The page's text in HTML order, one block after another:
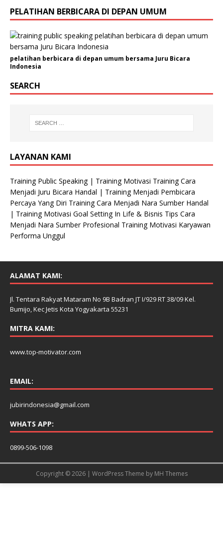
r
g
a
n
i
s
a
s
i
i
PELATIHAN BERBICARA DI DEPAN UMUM
pelatihan berbicara di depan umum bersama Juru Bicara
Indonesia
SEARCH
LAYANAN KAMI
Training Public Speaking | Training Motivasi Training Cara
Menjadi Juru Bicara Handal | Training Menjadi Pembicara
Percaya Yang Diri Training Cara Menjadi Nara Sumber Handal
| Training Motivasi Goal Setting In Life & Bisnis Tips Cara
Menjadi Nara Sumber Profesional Training Motivasi Karyawan
Performa Unggul
ALAMAT KAMI:
Jl. Tentara Rakyat Mataram No 9B Badran JT I/929 RT 38/09 Kel.
Bumijo, Kec Jetis Kota Yogyakarta 55231
MITRA KAMI:
www.top-motivator.com
EMAIL:
jubirindonesia@gmail.com
WHATS APP:
0899-506-1098
Copyright © 2026 | WordPress Theme by MH Themes